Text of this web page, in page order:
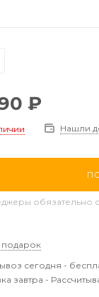
₽
Нашли
обязательно
подарок
сегодня -
завтра -